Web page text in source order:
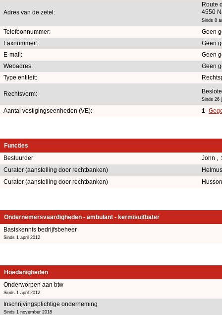
Adres van de zetel:
Route
4550
Sinds 8
Telefoonnummer:
Geen
Faxnummer:
Geen
E-mail:
Geen
Webadres:
Geen
Type entiteit:
Rechtsvorm:
Sinds 26
Aantal vestigingseenheden (VE): 1
Functies
Bestuurder
John ,
Curator (aanstelling door rechtbanken)
Curator (aanstelling door rechtbanken)
Ondernemersvaardigheden - ambulant - kermisuitbater
Basiskennis bedrijfsbeheer
Sinds 1 april 2012
Hoedanigheden
Onderworpen aan btw
Sinds 1 april 2012
Inschrijvingsplichtige onderneming
Sinds 1 november 2018